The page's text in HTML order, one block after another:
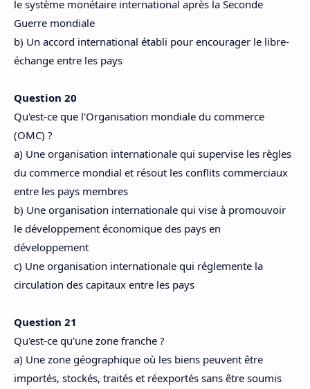
le système monétaire international après la Seconde
Guerre mondiale
b) Un accord international établi pour encourager le libre-
échange entre les pays
Question 20
Qu'est-ce que l'Organisation mondiale du commerce
(OMC) ?
a) Une organisation internationale qui supervise les règles
du commerce mondial et résout les conflits commerciaux
entre les pays membres
b) Une organisation internationale qui vise à promouvoir
le développement économique des pays en
développement
c) Une organisation internationale qui réglemente la
circulation des capitaux entre les pays
Question 21
Qu'est-ce qu'une zone franche ?
a) Une zone géographique où les biens peuvent être
importés, stockés, traités et réexportés sans être soumis